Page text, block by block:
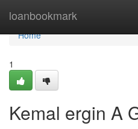
loanbookmark
Home
Home
1
Kemal ergin A